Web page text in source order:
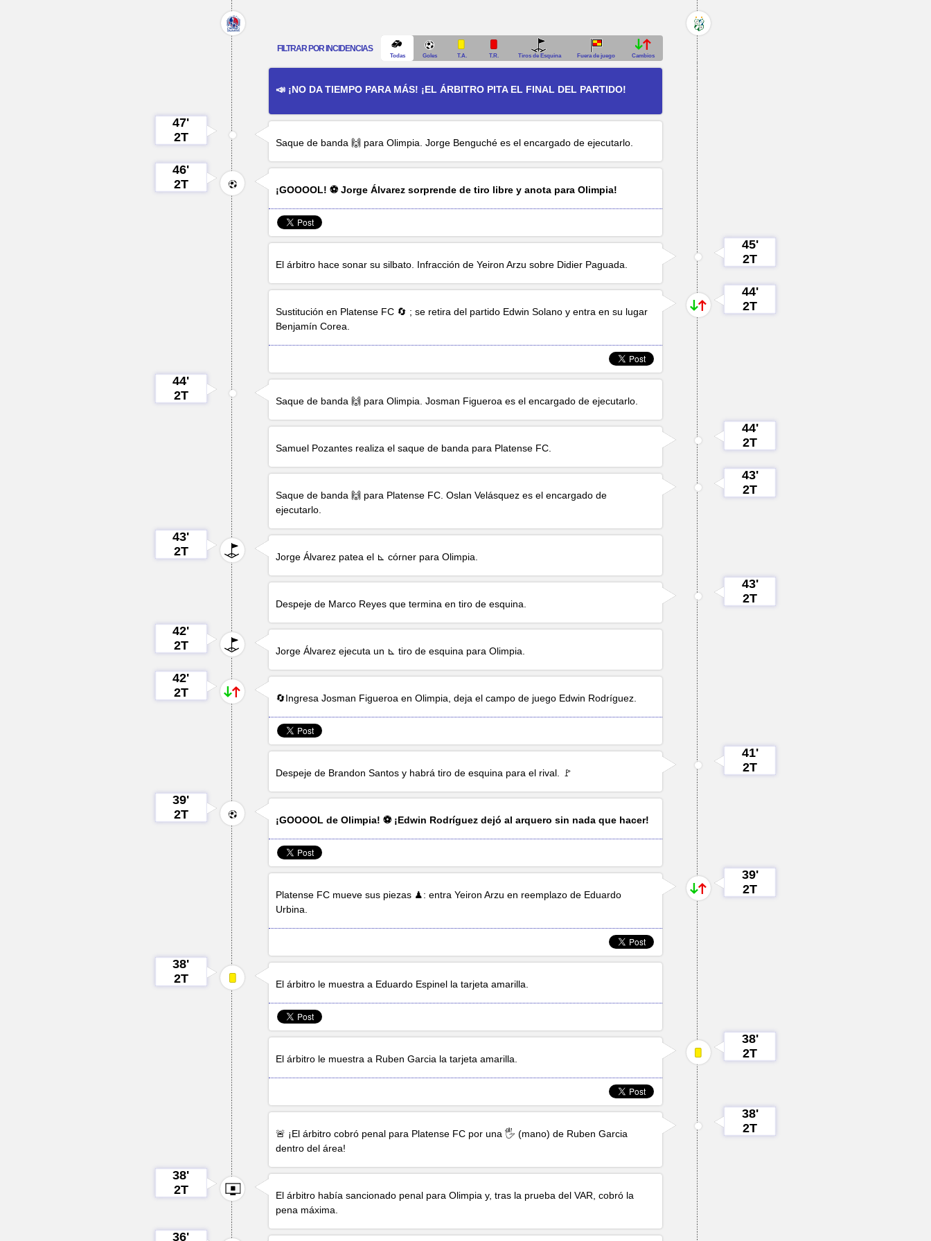
FILTRAR POR INCIDENCIAS
Todas Goles T.A. T.R. Tiros de Esquina Fuera de juego Cambios
📣 ¡NO DA TIEMPO PARA MÁS! ¡EL ÁRBITRO PITA EL FINAL DEL PARTIDO!
47'
2T
Saque de banda 🙌 para Olimpia.Jorge Benguché es el encargado de ejecutarlo.
46'
2T
¡GOOOOL! ⚽Jorge Álvarez sorprende de tiro libre y anota para Olimpia!
El árbitro hace sonar su silbato. Infracción deYeiron Arzu sobre Didier Paguada
45'
2T
Sustitución en Platense FC 🔄 ; se retira del partido Edwin Solano y entra en su lugar
Benjamín Corea
44'
2T
44'
2T
Saque de banda 🙌 para Olimpia.Josman Figueroa es el encargado de ejecutarlo.
Samuel Pozantes realiza el saque de banda para Platense FC.
44'
2T
Saque de banda 🙌 para Platense FC.Oslan Velásquez es el encargado de
ejecutarlo.
43'
2T
43'
2T
Jorge Álvarez patea el ⊾ córner para Olimpia.
Despeje de Marco Reyes que termina en tiro de esquina.
43'
2T
42'
2T
Jorge Álvarez ejecuta un ⊾ tiro de esquina para Olimpia.
42'
2T
🔄IngresaJosman Figueroa en Olimpia, deja el campo de juego Edwin Rodríguez
Despeje de Brandon Santos y habrá tiro de esquina para el rival. 🚩
41'
2T
39'
2T
¡GOOOOL de Olimpia! ⚽ ¡Edwin Rodríguez dejó al arquero sin nada que hacer!
Platense FC mueve sus piezas ♟: entraYeiron Arzu en reemplazo de Eduardo
Urbina
39'
2T
38'
2T
El árbitro le muestra a Eduardo Espinel la tarjeta amarilla.
El árbitro le muestra a Ruben Garcia la tarjeta amarilla.
38'
2T
🚨 ¡El árbitro cobró penal para Platense FC por una 🖐 (mano) de Ruben Garcia
dentro del área!
38'
2T
38'
2T
El árbitro había sancionado penal para Olimpia y, tras la prueba del VAR, cobró la
pena máxima.
36'